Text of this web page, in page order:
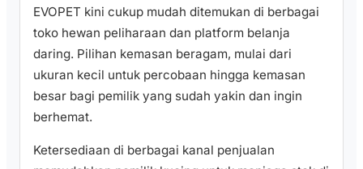
EVOPET kini cukup mudah ditemukan di berbagai
toko hewan peliharaan dan platform belanja
daring. Pilihan kemasan beragam, mulai dari
ukuran kecil untuk percobaan hingga kemasan
besar bagi pemilik yang sudah yakin dan ingin
berhemat.
Ketersediaan di berbagai kanal penjualan